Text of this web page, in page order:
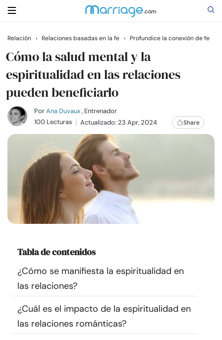
Buscar
Casarse
Relaciones
Familia
Ayuda
Cursos
Encuentra un terapeuta
Idioma
Relación › Relaciones basadas en la fe › Profundice la conexión de fe
Cómo la salud mental y la
espiritualidad en las relaciones
pueden beneficiarlo
PorAna Duvaux, Entrenador
100 Lecturas
Actualizado: 23 Apr, 2024 Share
Tabla de contenidos
¿Cómo se manifiesta la espiritualidad en
las relaciones?
¿Cuál es el impacto de la espiritualidad en
las relaciones románticas?